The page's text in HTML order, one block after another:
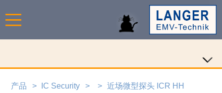
产品 IC Security
近场微型探头 ICR HH